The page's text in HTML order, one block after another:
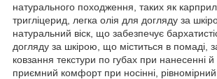
натурального походження, таких як
тригліцерид, легка олія для догляду за
натуральний віск, що забезпечує
догляду за шкірою, що міститься в помаді,
ковзання текстури по губах при нанесенні й
приємний комфорт при носінні, рівномірний